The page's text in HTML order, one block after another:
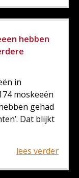
hebben
in
moskeeën
gehad
Dat blijkt
lees verder